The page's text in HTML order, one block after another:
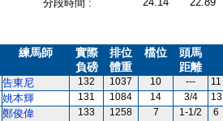
分段時間 :
練馬師
實際
負磅
排位
體重
檔位
頭馬
距離
告東尼 132 1037 10 --- 11
姚本輝 131 1084 14 3/4 13
鄭俊偉 133 1258 7 1-1/2 6